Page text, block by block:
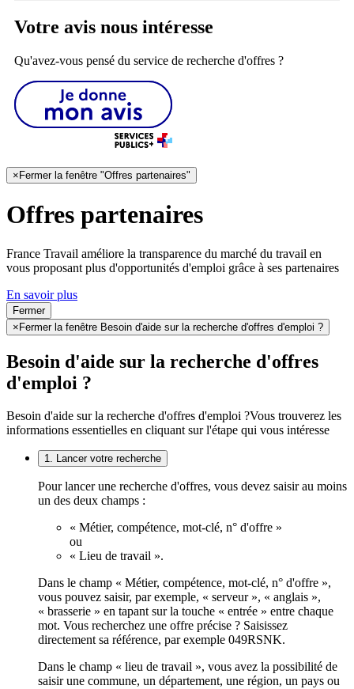
Votre avis nous intéresse
Qu'avez-vous pensé du service de recherche d'offres ?
× Fermer la fenêtre "Offres partenaires"
Offres partenaires
France Travail améliore la transparence du marché du travail en
vous proposant plus d'opportunités d'emploi grâce à ses partenaires
En savoir plus
Fermer
×Fermer la fenêtre Besoin d'aide sur la recherche d'offres d'emploi ?
Besoin d'aide sur la recherche d'offres
d'emploi ?
Besoin d'aide sur la recherche d'offres d'emploi ?Vous trouverez les
informations essentielles en cliquant sur l'étape qui vous intéresse
1. Lancer votre recherche
Pour lancer une recherche d'offres, vous devez saisir au moins
un des deux champs :
« Métier, compétence, mot-clé, n° d'offre »
ou
« Lieu de travail ».
Dans le champ « Métier, compétence, mot-clé, n° d'offre »,
vous pouvez saisir, par exemple, « serveur », « anglais »,
« brasserie » en tapant sur la touche « entrée » entre chaque
mot. Vous recherchez une offre précise ? Saisissez
directement sa référence, par exemple 049RSNK.
Dans le champ « lieu de travail », vous avez la possibilité de
saisir une commune, un département, une région, un pays ou